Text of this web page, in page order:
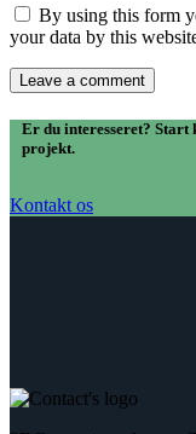
By using this form
your data by this
Er du interesseret? Start
projekt.
Kontakt os